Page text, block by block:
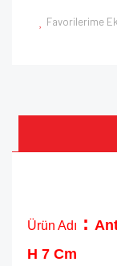
Favorilerime
Ürün Adı :
H 7 Cm